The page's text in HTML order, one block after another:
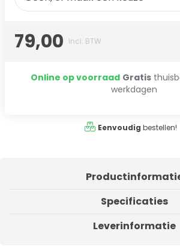
79,00 Incl. BTW
Online op voorraad Gratis
werkdagen
Eenvoudig bestellen!
Specificaties
Leverinformatie